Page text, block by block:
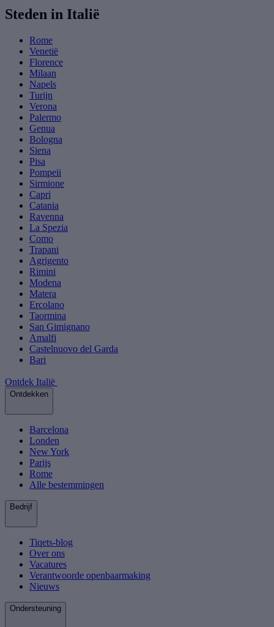
Steden in Italië
Rome
Venetië
Florence
Milaan
Napels
Turijn
Verona
Palermo
Genua
Bologna
Siena
Pisa
Pompeii
Sirmione
Capri
Catania
Ravenna
La Spezia
Como
Trapani
Agrigento
Rimini
Modena
Matera
Ercolano
Taormina
San Gimignano
Amalfi
Castelnuovo del Garda
Bari
Ontdek Italië
Ontdekken
Barcelona
Londen
New York
Parijs
Rome
Alle bestemmingen
Bedrijf
Tiqets-blog
Over ons
Vacatures
Verantwoorde openbaarmaking
Nieuws
Ondersteuning